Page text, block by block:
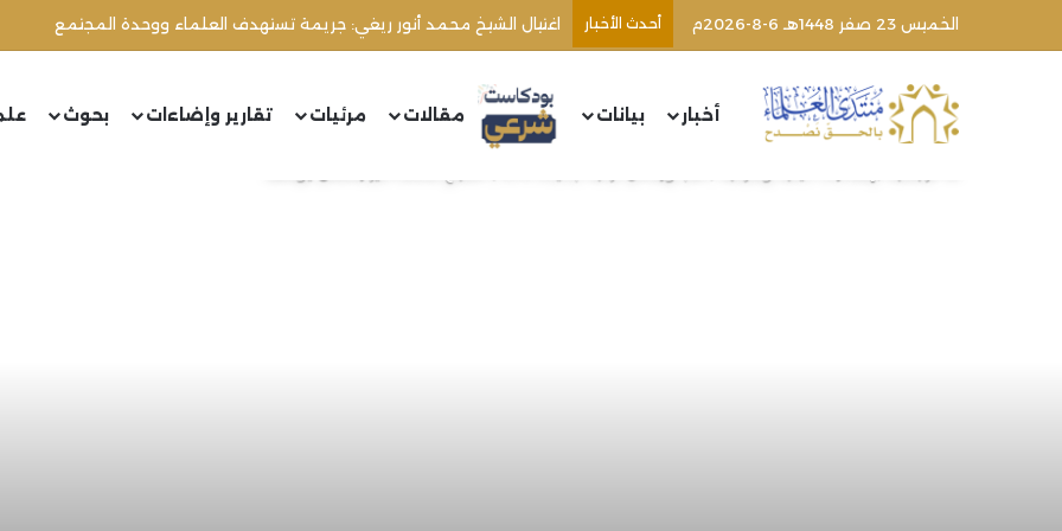
الخميس 23 صفر 1448هـ 6-8-2026م أحدث الأخبار
أخبار بيانات مقالات مرئيات تقارير وإضاءات بحوث